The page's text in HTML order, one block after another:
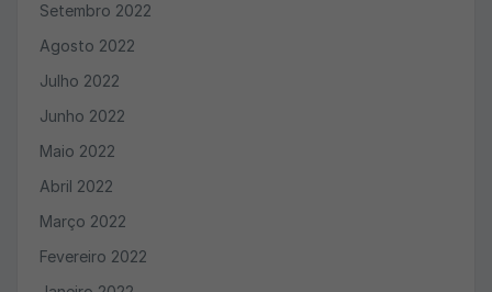
Setembro 2022
Agosto 2022
Julho 2022
Junho 2022
Maio 2022
Abril 2022
Março 2022
Fevereiro 2022